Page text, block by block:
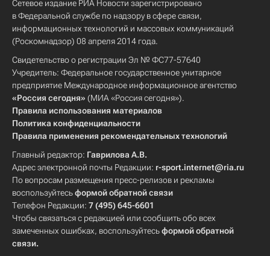
Сетевое издание РИА Новости зарегистрировано
в Федеральной службе по надзору в сфере связи,
информационных технологий и массовых коммуникаций
(Роскомнадзор) 08 апреля 2014 года.
Свидетельство о регистрации Эл № ФС77-57640
Учредитель: Федеральное государственное унитарное
предприятие Международное информационное агентство
«Россия сегодня» (МИА «Россия сегодня»).
Правила использования материалов
Политика конфиденциальности
Правила применения рекомендательных технологий
Главный редактор: Гаврилова А.В.
Адрес электронной почты Редакции: r-sport.internet@ria.ru
По вопросам размещения пресс-релизов и рекламы
воспользуйтесьформой обратной связи
Телефон Редакции: 7 (495) 645-6601
Чтобы связаться с редакцией или сообщить обо всех
замеченных ошибках, воспользуйтесьформой обратной
связи.